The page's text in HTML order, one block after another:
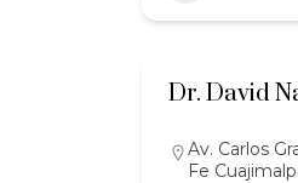
Dr. David
Av. Carlos
Fe